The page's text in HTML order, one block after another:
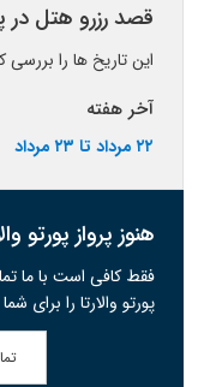
قصد رزرو هتل در
این تاریخ ها را بررسی
آخر هفته
۲۲ مرداد تا ۲۳ مرداد
هنوز پرواز پورتو
فقط کافی است با ما
پورتو والارتا را برای